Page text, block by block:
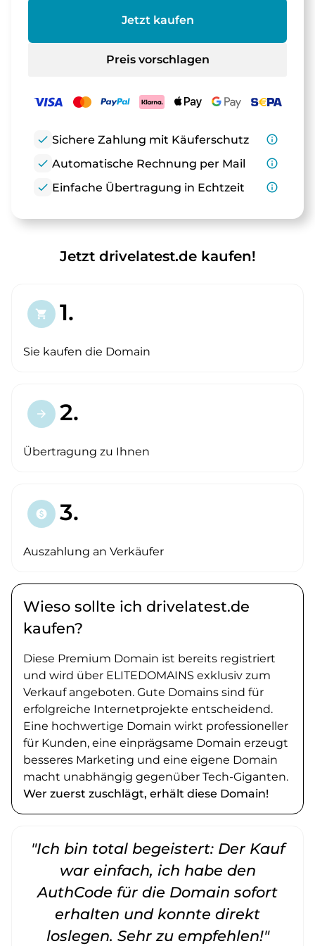
Jetzt kaufen
Preis vorschlagen
check Sichere Zahlung mit Käuferschutz
info_outline
check Automatische Rechnung per Mail
info_outline
check Einfache Übertragung in Echtzeit info_outline
Jetzt drivelatest.de kaufen!
shopping_cart 1.
Sie kaufen die Domain
arrow_forward 2.
Übertragung zu Ihnen
paid 3.
Auszahlung an Verkäufer
Wieso sollte ich drivelatest.de
kaufen?
Diese Premium Domain ist bereits registriert
und wird über ELITEDOMAINS exklusiv zum
Verkauf angeboten. Gute Domains sind für
erfolgreiche Internetprojekte entscheidend.
Eine hochwertige Domain wirkt professioneller
für Kunden, eine einprägsame Domain erzeugt
besseres Marketing und eine eigene Domain
macht unabhängig gegenüber Tech-Giganten.
Wer zuerst zuschlägt, erhält diese Domain!
"Ich bin total begeistert: Der Kauf
war einfach, ich habe den
AuthCode für die Domain sofort
erhalten und konnte direkt
loslegen. Sehr zu empfehlen!"